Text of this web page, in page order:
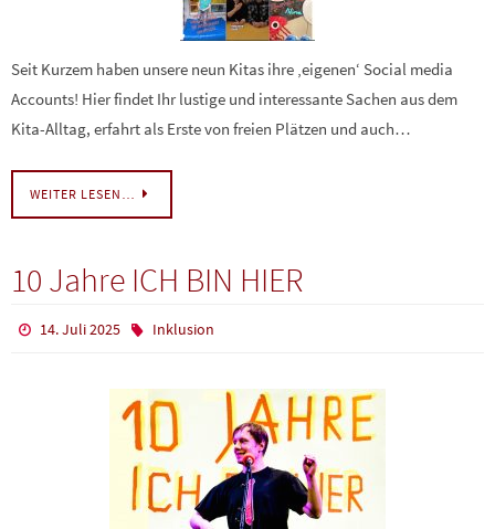
Seit Kurzem haben unsere neun Kitas ihre ‚eigenen‘ Social media
Accounts! Hier findet Ihr lustige und interessante Sachen aus dem
Kita-Alltag, erfahrt als Erste von freien Plätzen und auch…
WEITER LESEN…
10 Jahre ICH BIN HIER
14. Juli 2025 Inklusion